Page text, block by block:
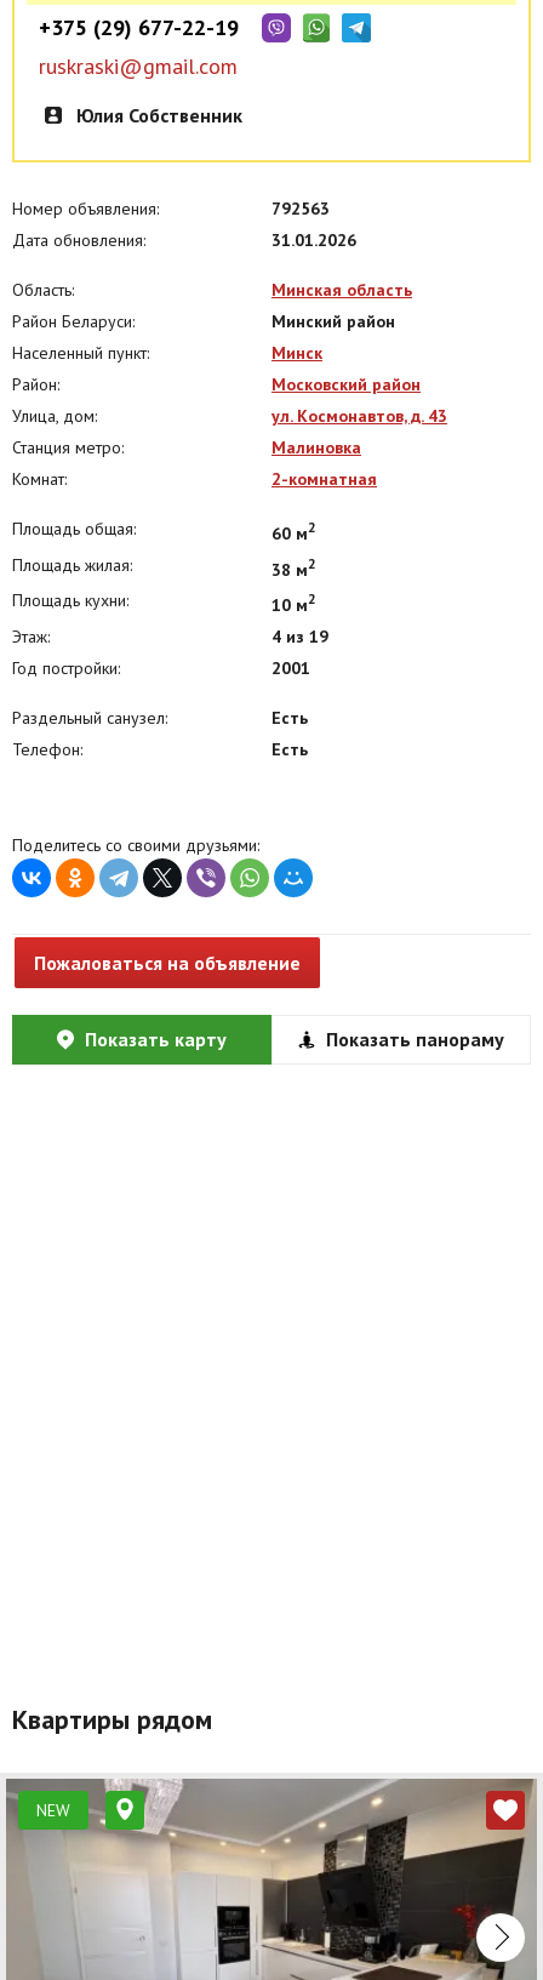
+375 (29) 677-22-19
ruskraski@gmail.com
Юлия Собственник
Номер объявления:
792563
Дата обновления:
31.01.2026
Область:
Минская область
Район Беларуси:
Минский район
Населенный пункт:
Минск
Район:
Московский район
Улица, дом:
ул. Космонавтов, д. 43
Станция метро:
Малиновка
Комнат:
2-комнатная
Площадь общая: 60 м2
Площадь жилая: 38 м2
Площадь кухни: 10 м2
Этаж:
4 из 19
Год постройки:
2001
Раздельный санузел:
Есть
Телефон:
Есть
Поделитесь со своими друзьями:
Пожаловаться на объявление
Показать карту Показать панораму
Квартиры рядом
NEW